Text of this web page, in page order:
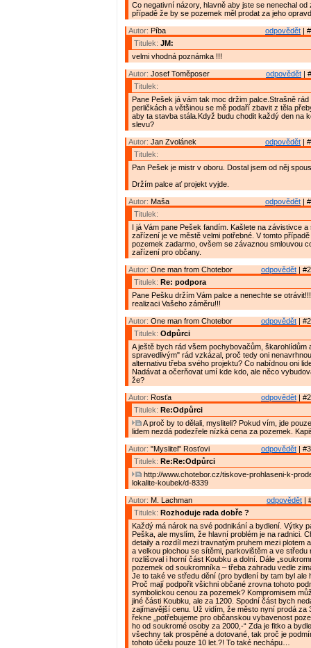
Co negativní názory, hlavně aby jste se nenechal od
případě že by se pozemek měl prodat za jeho
odpovědět |
Autor: Píba
Titulek: JM:
velmi vhodná poznámka !!!
odpovědět |
Autor: Josef Toměposer
Titulek:
Pane Pešek já vám tak moc držim palce.Strašně
perličkách a většinou se mě podaří zbavit z těla
aby ta stavba stála.Když budu chodit každý den na
slevu?
odpovědět |
Autor: Jan Zvolánek
Titulek:
Pan Pešek je mistr v oboru. Dostal jsem od něj
Držím palce ať projekt vyjde.
odpovědět |
Autor: Maša
Titulek:
I já Vám pane Pešek fandím. Kašlete na závistivce a
zařízení je ve městě velmi potřebné. V tomto
pozemek zadarmo, ovšem se závaznou smlouvou
zařízení pro občany.
odpovědět |
Autor: One man from Chotebor
Titulek: Re: podpora
Pane Pešku držím Vám palce a nenechte se
realizaci Vašeho záměru!!!
odpovědět |
Autor: One man from Chotebor
Titulek: Odpůrci
A ještě bych rád všem pochybovačům, škarohlídům
spravedlivým" rád vzkázal, proč tedy oni
alternativu třeba svého projektu? Co nabídnou oni
Nadávat a očerňovat umí kde kdo, ale něco
že?
odpovědět |
Autor: Rosťa
Titulek: Re:Odpůrci
A proč by to dělali, mysliteli? Pokud vím, jde
lidem nezdá podezřele nízká cena za pozemek.
odpovědět |
Autor: "Myslitel" Rosťovi
Titulek: Re:Re:Odpůrci
http://www.chotebor.cz/tiskove-prohlaseni-k-
lokalite-koubek/d-8339
odpovědět |
Autor: M. Lachman
Titulek: Rozhoduje rada dobře ?
Každý má nárok na své podnikání a bydlení. Výtky
Peška, ale myslím, že hlavní problém je na radnici.
detaily a rozdíl mezi travnatým pruhem mezi plotem
a velkou plochou se sítěmi, parkovištěm a ve středu
rozlišoval i horní část Koubku a dolní. Dále
pozemek od soukromníka – třeba zahradu vedle
Je to také ve středu dění (pro bydlení by tam byl ale
Proč mají podpořit všichni občané zrovna tohoto
symbolickou cenou za pozemek? Kompromisem
jiné části Koubku, ale za 1200. Spodní část bych
zajímavější cenu. Už vidím, že město nyní prodá za
řekne „potřebujeme pro občanskou vybavenost
ho od soukromé osoby za 2000,-“ Zda je fitko a
všechny tak prospěné a dotované, tak proč je
tohoto účelu pouze 10 let.?! To také nechápu…